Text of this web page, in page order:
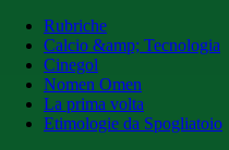
Rubriche
Calcio &amp; Tecnologia
Cinegol
Nomen Omen
La prima volta
Etimologie da Spogliatoio